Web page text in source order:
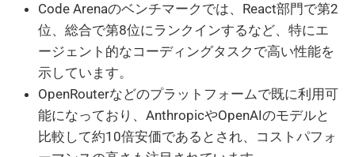
Code Arenaのベンチマークでは、React部門で第2
位、総合で第8位にランクインするなど、特にエ
ージェント的なコーディングタスクで高い性能を
示しています。
OpenRouterなどのプラットフォームで既に利用可
能になっており、AnthropicやOpenAIのモデルと
比較して約10倍安価であるとされ、コストパフォ